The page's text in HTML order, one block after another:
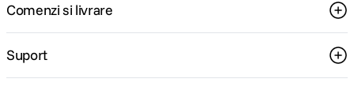
Comenzi si livrare
Suport